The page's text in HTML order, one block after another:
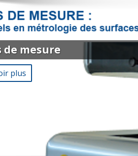
Des solutions pour vos